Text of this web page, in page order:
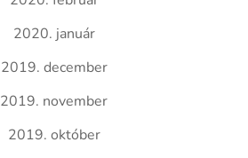
2020. január
2019. december
2019. november
2019. október